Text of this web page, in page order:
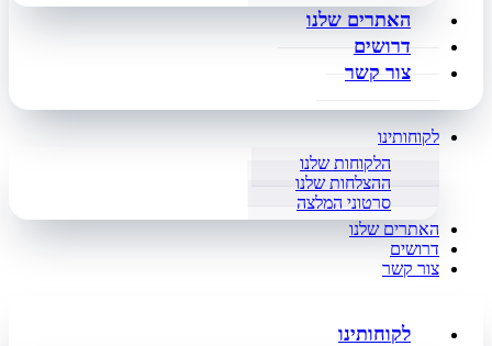
האתרים שלנו
דרושים
צור קשר
לקוחותינו
הלקוחות שלנו
ההצלחות שלנו
סרטוני המלצה
האתרים שלנו
דרושים
צור קשר
לקוחותינו